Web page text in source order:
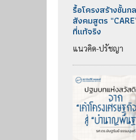
รื้อโครงสร้างชั้น
สังคมสูตร
ที่แท้จริง
แนวคิด-ปรัชญา